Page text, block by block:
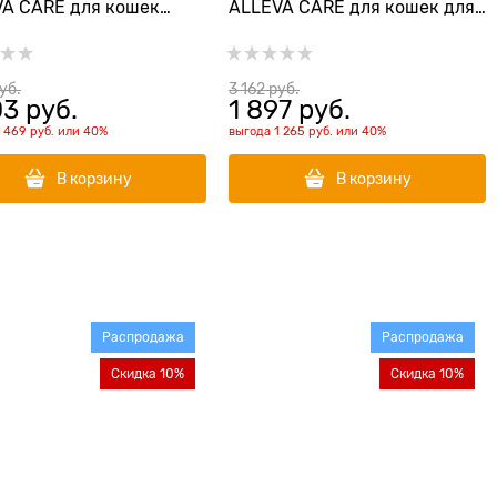
CARE для кошек
(струвиты) и
рецидивов
URINARY 360
руб.
469 руб. или 40%
В корзину
ALLEVA CARE для кошек для
потребления глюкозы CAT
ADULT OBESITY GLYCEMIC
CONTROL
3 162 руб.
1 897 руб.
выгода 1 265 руб. или 40%
В корзину
Распродажа
Скидка 10%
Распродажа
Скидка 10%